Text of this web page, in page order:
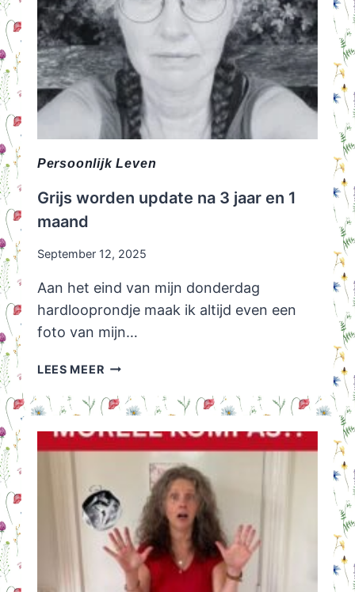
Persoonlijk Leven
Grijs worden update na 3 jaar en 1
maand
September 12, 2025
Aan het eind van mijn donderdag
hardlooprondje maak ik altijd even een
foto van mijn…
LEES MEERGRIJS
UPDATE
3
JAAR
1
MAAND